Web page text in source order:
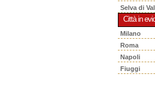
Selva di
Città in
Milano
Roma
Napoli
Fiuggi